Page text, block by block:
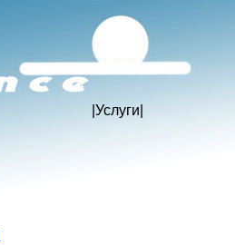
Услуги